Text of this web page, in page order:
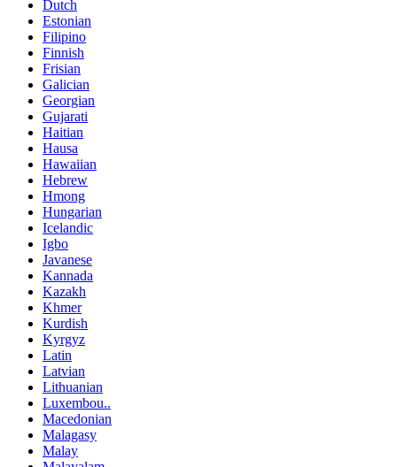
Dutch
Estonian
Filipino
Finnish
Frisian
Galician
Georgian
Gujarati
Haitian
Hausa
Hawaiian
Hebrew
Hmong
Hungarian
Icelandic
Igbo
Javanese
Kannada
Kazakh
Khmer
Kurdish
Kyrgyz
Latin
Latvian
Lithuanian
Luxembou..
Macedonian
Malagasy
Malay